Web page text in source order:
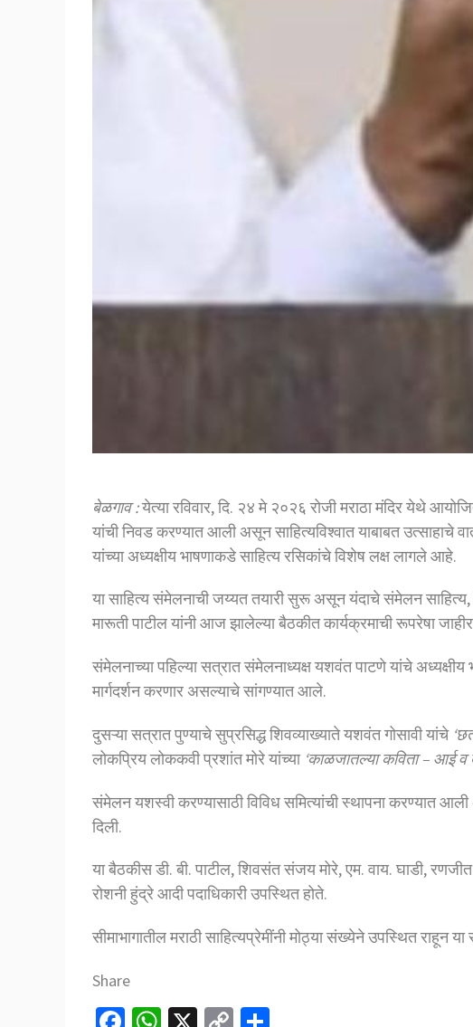
बेळगाव :येत्या रविवार, दि. २४ मे २०२६ रोजी मराठा मंदिर येथे
यांची निवड करण्यात आली असून साहित्यविश्वात याबाबत
यांच्या अध्यक्षीय भाषणाकडे साहित्य रसिकांचे विशेष लक्ष लागले आहे.
या साहित्य संमेलनाची जय्यत तयारी सुरू असून यंदाचे संमेलन साहित्य,
मारूती पाटील यांनी आज झालेल्या बैठकीत कार्यक्रमाची रूपरेषा
संमेलनाच्या पहिल्या सत्रात संमेलनाध्यक्ष यशवंत पाटणे यांचे अध्यक्षीय
मार्गदर्शन करणार असल्याचे सांगण्यात आले.
दुसऱ्या सत्रात पुण्याचे सुप्रसिद्ध शिवव्याख्याते यशवंत गोसावी यांचे
लोकप्रिय लोककवी प्रशांत मोरे यांच्या ‘काळजातल्या कविता – आई व
संमेलन यशस्वी करण्यासाठी विविध समित्यांची स्थापना करण्यात आली
दिली.
या बैठकीस डी. बी. पाटील, शिवसंत संजय मोरे, एम. वाय. घाडी,
रोशनी हुंद्रे आदी पदाधिकारी उपस्थित होते.
सीमाभागातील मराठी साहित्यप्रेमींनी मोठ्या संख्येने उपस्थित
Share